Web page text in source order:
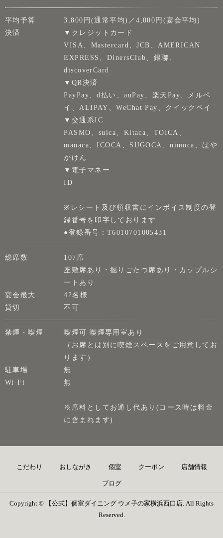
平均予算
3,800円(通常平均)／4,000円(宴会平均)
決済
▼クレジットカード
VISA、Mastercard、JCB、AMERICAN
EXPRESS、DinersClub、銀聯、
discoverCard
▼QR決済
PayPay、d払い、auPay、楽天Pay、メルペ
イ、ALIPAY、WeChat Pay、クイックペイ
▼交通系IC
PASMO、suica、Kitaca、TOICA、
manaca、ICOCA、SUGOCA、nimoca、はや
かけん
▼電子マネー
ID
※レシート及び領収書にインボイス制度の登
録番号を印字しております
●登録番号：T6010701005431
総席数
107席
座敷席あり・掘りごたつ席あり・カップルシ
ートあり
宴会最大
42名様
貸切
不可
禁煙・喫煙
喫煙可 喫煙専用室あり
（お席とは別に喫煙スペースをご用意してお
ります）
駐車場
無
Wi-Fi
無
※席料としてお通し代あり(コース時は料金
に含まれます)
こだわり おしながき 個室 クーポン 店舗情報
ブログ
Copyright © 【公式】個室ダイニング ウメ子の家横浜西口店. All Rights
Reserved.